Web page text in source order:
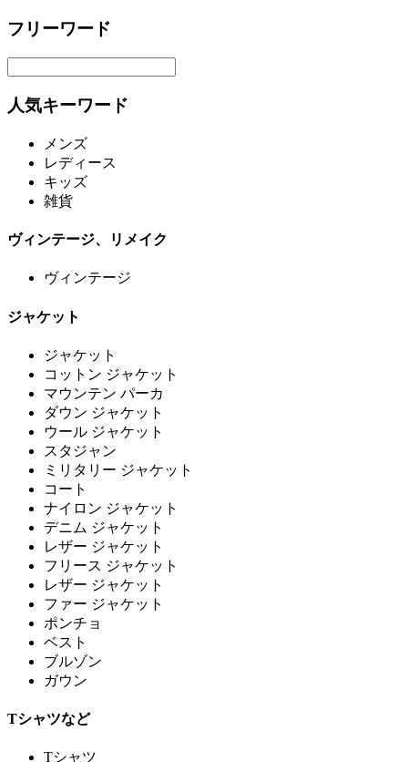
フリーワード
人気キーワード
メンズ
レディース
キッズ
雑貨
ヴィンテージ、リメイク
ヴィンテージ
ジャケット
ジャケット
コットン ジャケット
マウンテン パーカ
ダウン ジャケット
ウール ジャケット
スタジャン
ミリタリー ジャケット
コート
ナイロン ジャケット
デニム ジャケット
レザー ジャケット
フリース ジャケット
レザー ジャケット
ファー ジャケット
ポンチョ
ベスト
ブルゾン
ガウン
Tシャツなど
Tシャツ